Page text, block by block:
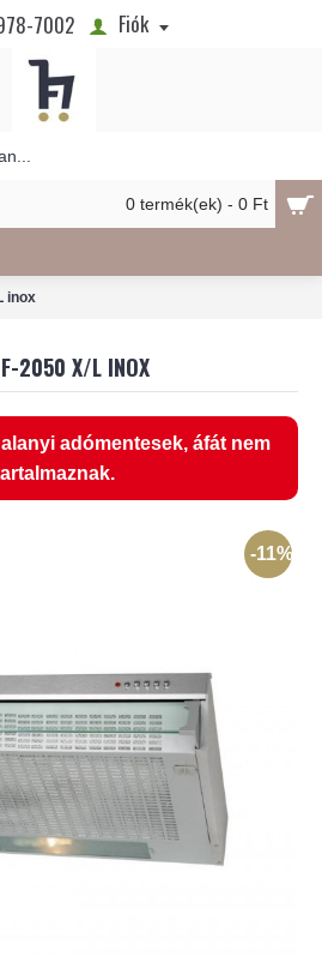
7002 Fiók
0 termék(ek) - 0 Ft
inox
F-2050 X/L INOX
adómentesek, áfát nem
-11%